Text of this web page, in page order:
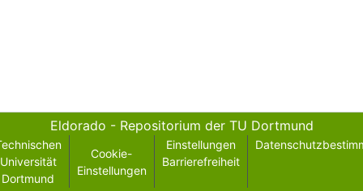
Eldorado - Repositorium der TU Dortmund
Universität
Dortmund
Cookie-
Einstellungen
Einstellungen
Barrierefreiheit